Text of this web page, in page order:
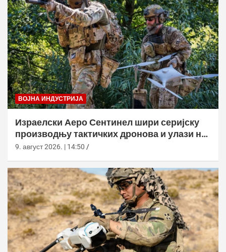
ВОЈНА ИНДУСТРИЈА
Израелски Аеро Сентинел шири серијску
производњу тактичких дронова и улази на
нова тржишта
9. август 2026. | 14:50